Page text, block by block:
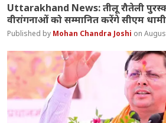
Uttarakhand News: तीलू रौतेली
वीरांगनाओं को सम्मानित करेंगे सीएम धामी
Mohan Chandra Joshi